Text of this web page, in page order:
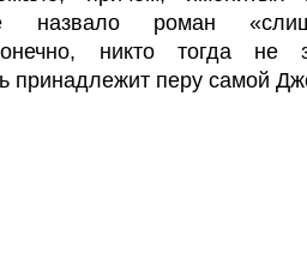
назвало роман
никто тогда не
принадлежит перу самой